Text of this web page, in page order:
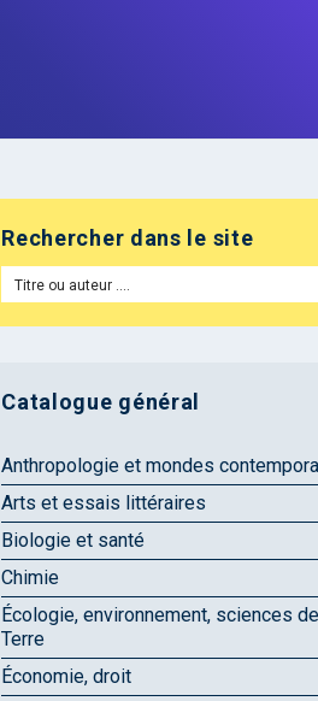
Rechercher dans le site
Catalogue général
Anthropologie et mondes
Arts et essais littéraires
Biologie et santé
Chimie
Écologie, environnement, sciences
Terre
Économie, droit